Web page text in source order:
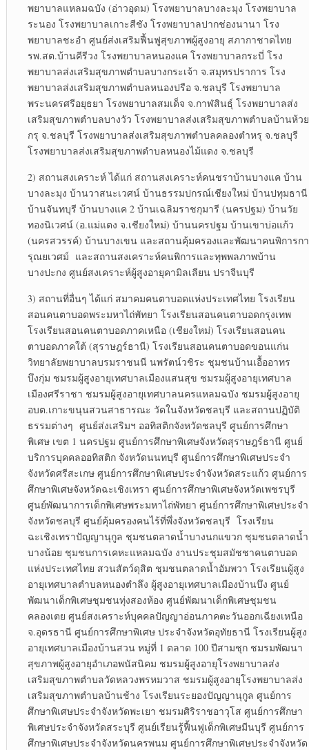
พยาบาลแหลมฉบัง (อ่าวอุดม) โรงพยาบาลบางละมุง โรงพยาบาล
ระนอง โรงพยาบาลเกาะสีชัง โรงพยาบาลปากช่องนานา โรง
พยาบาลชะอำ ศูนย์ส่งเสริมฟื้นฟูสุขภาพผู้สูงอายุ สภากาชาดไทย
รพ.สต.บ้านคีรีวง โรงพยาบาลหนองแค โรงพยาบาลกระบี่ โรง
พยาบาลส่งเสริมสุขภาพตำบลบางกระเจ้า จ.สมุทรปราการ โรง
พยาบาลส่งเสริมสุขภาพตำบลหนองปรือ จ.ชลบุรี โรงพยาบาล
พระนครศรีอยุธยา โรงพยาบาลสมเด็จ จ.กาฬสินธุ์ โรงพยาบาลส่ง
เสริมสุขภาพตำบลบางวัว โรงพยาบาลส่งเสริมสุขภาพตำบลบ้านห้วย
กรุ จ.ชลบุรี โรงพยาบาลส่งเสริมสุขภาพตำบลคลองตำหรุ จ.ชลบุรี
โรงพยาบาลส่งเสริมสุขภาพตำบลหนองไม้แดง จ.ชลบุรี
2) สถานสงเคราะห์ ได้แก่ สถานสงเคราะห์คนชราบ้านบางแค บ้าน
บางละมุง บ้านวาสนะเวศน์ บ้านธรรมปกรณ์เชียงใหม่ บ้านปทุมธานี
บ้านจันทบุรี บ้านบางแค 2 บ้านเฉลิมราชกุมารี (นครปฐม) บ้านวัย
ทองนิเวศน์ (อ.แม่แตง จ.เชียงใหม่) บ้านนครปฐม บ้านเขาบ่อแก้ว
(นครสวรรค์) บ้านบางเขน และสถานคุ้มครองและพัฒนาคนพิการกา
รุณยเวศม์ และสถานสงเคราะห์คนพิการและทุพพลภาพบ้าน
บางปะกง ศูนย์สงเคราะห์ผู้สูงอายุคามิลเลียน ปราจีนบุรี
3) สถานที่อื่นๆ ได้แก่ สมาคมคนตาบอดแห่งประเทศไทย โรงเรียน
สอนคนตาบอดพระมหาไถ่พัทยา โรงเรียนสอนคนตาบอดกรุงเทพ
โรงเรียนสอนคนตาบอดภาคเหนือ (เชียงใหม่) โรงเรียนสอนคน
ตาบอดภาคใต้ (สุราษฎร์ธานี) โรงเรียนสอนคนตาบอดขอนแก่น
วิทยาลัยพยาบาลบรมราชนนี นพรัตน์วชิระ ชุมชนบ้านเอื้ออาทร
บึงกุ่ม ชมรมผู้สูงอายุเทศบาลเมืองแสนสุข ชมรมผู้สูงอายุเทศบาล
เมืองศรีราชา ชมรมผู้สูงอายุเทศบาลนครแหลมฉบัง ชมรมผู้สูงอายุ
อบต.เกาะขนุนสวนสาธารณะ วัดในจังหวัดชลบุรี และสถานปฏิบัติ
ธรรมต่างๆ ศูนย์ส่งเสริมฯ ออทิสติกจังหวัดชลบุรี ศูนย์การศึกษา
พิเศษ เขต 1 นครปฐม ศูนย์การศึกษาพิเศษจังหวัดสุราษฎร์ธานี ศูนย์
บริการบุคคลออทิสติก จังหวัดนนทบุรี ศูนย์การศึกษาพิเศษประจำ
จังหวัดศรีสะเกษ ศูนย์การศึกษาพิเศษประจำจังหวัดสระแก้ว ศูนย์การ
ศึกษาพิเศษจังหวัดฉะเชิงเทรา ศูนย์การศึกษาพิเศษจังหวัดเพชรบุรี
ศูนย์พัฒนาการเด็กพิเศษพระมหาไถ่พัทยา ศูนย์การศึกษาพิเศษประจำ
จังหวัดชลบุรี ศูนย์คุ้มครองคนไร้ที่พึ่งจังหวัดชลบุรี โรงเรียน
ฉะเชิงเทราปัญญานุกูล ชุมชนตลาดน้ำบางนกแขวก ชุมชนตลาดน้ำ
บางน้อย ชุมชนการเคหะแหลมฉบัง งานประชุมสมัชชาคนตาบอด
แห่งประเทศไทย สวนสัตว์ดุสิต ชุมชนตลาดน้ำอัมพวา โรงเรียนผู้สูง
อายุเทศบาลตำบลหนองตำลึง ผู้สูงอายุเทศบาลเมืองบ้านบึง ศูนย์
พัฒนาเด็กพิเศษชุมชนทุ่งสองห้อง ศูนย์พัฒนาเด็กพิเศษชุมชน
คลองเตย ศูนย์สงเคราะห์บุคคลปัญญาอ่อนภาคตะวันออกเฉียงเหนือ
จ.อุดรธานี ศูนย์การศึกษาพิเศษ ประจำจังหวัดอุทัยธานี โรงเรียนผู้สูง
อายุเทศบาลเมืองบ้านสวน หมู่ที่ 1 ตลาด 100 ปีสามชุก ชมรมพัฒนา
สุขภาพผู้สูงอายุอำเภอพนัสนิคม ชมรมผู้สูงอายุโรงพยาบาลส่ง
เสริมสุขภาพตำบลวัดหลวงพรหมวาส ชมรมผู้สูงอายุโรงพยาบาลส่ง
เสริมสุขภาพตำบลบ้านช้าง โรงเรียนระยองปัญญานุกูล ศูนย์การ
ศึกษาพิเศษประจำจังหวัดพะเยา ชมรมศิริราชอาวุโส ศูนย์การศึกษา
พิเศษประจำจังหวัดสระบุรี ศูนย์เรียนรู้ฟื้นฟูเด็กพิเศษมีนบุรี ศูนย์การ
ศึกษาพิเศษประจำจังหวัดนครพนม ศูนย์การศึกษาพิเศษประจำจังหวัด